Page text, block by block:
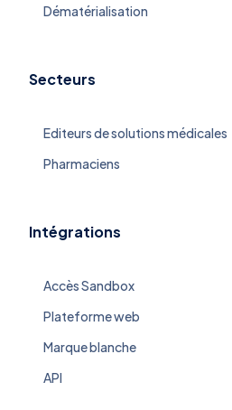
Dématérialisation
Secteurs
Editeurs de solutions médicales
Pharmaciens
Intégrations
Accès Sandbox
Plateforme web
Marque blanche
API